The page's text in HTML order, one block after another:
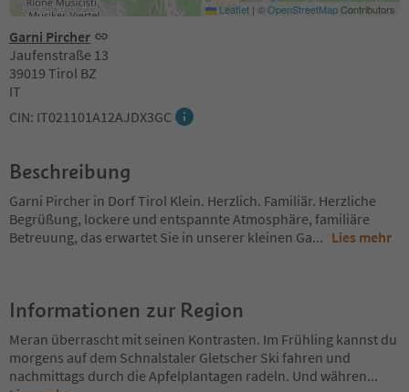
Garni Pircher
Jaufenstraße 13
39019 Tirol BZ
IT
CIN: IT021101A12AJDX3GC
Leaflet | ©OpenStreetMapContributors
Beschreibung
Garni Pircher in Dorf Tirol Klein. Herzlich. Familiär. Herzliche
Begrüßung, lockere und entspannte Atmosphäre, familiäre
Betreuung, das erwartet Sie in unserer kleinen Ga... Lies mehr
Informationen zur Region
Meran überrascht mit seinen Kontrasten. Im Frühling kannst du
morgens auf dem Schnalstaler Gletscher Ski fahren und
nachmittags durch die Apfelplantagen radeln. Und währen...